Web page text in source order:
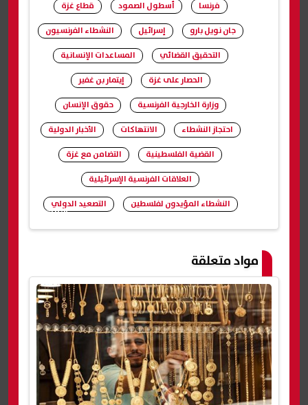
شارك
فرنسا أسطول الصمود
قطاع غزة
جان نويل بارو
إسرائيل
النشطاء الفرنسيون
التحقيق القضائي
المساعدات الإنسانية
الحصار على غزة
إيتمار بن غفير
وزارة الخارجية الفرنسية
حقوق الإنسان
احتجاز النشطاء
الانتهاكات
الأخبار الدولية
القضية الفلسطينية
التضامن مع غزة
العلاقات الفرنسية الإسرائيلية
النشطاء المؤيدون لفلسطين
التصعيد الدولي
مواد متعلقة